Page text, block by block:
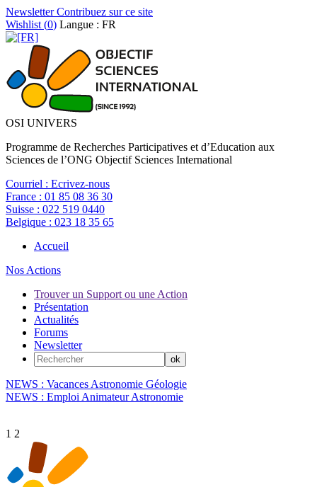
NewsletterContribuez sur ce site
Wishlist (0) Langue : FR
OSI UNIVERS
Programme de Recherches Participatives et d’Education aux
Sciences de l’ONG Objectif Sciences International
Courriel : Ecrivez-nous
France : 01 85 08 36 30
Suisse : 022 519 0440
Belgique : 023 18 35 65
Accueil
Nos Actions
Trouver un Support ou une Action
Présentation
Actualités
Forums
Newsletter
NEWS : Vacances Astronomie Géologie
NEWS : Emploi Animateur Astronomie
1 2